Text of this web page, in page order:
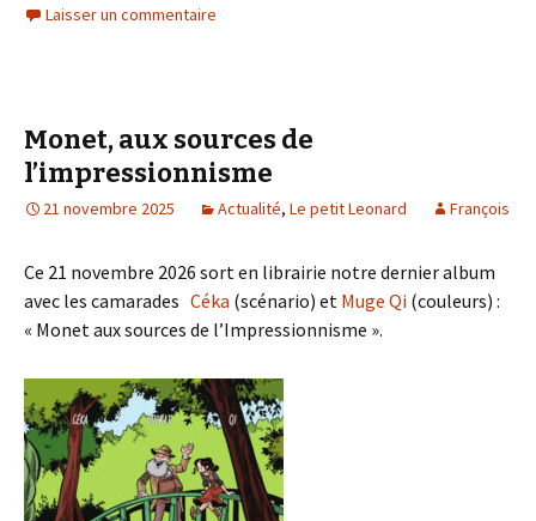
Laisser un commentaire
Monet, aux sources de
l’impressionnisme
21 novembre 2025 Actualité, Le petit Leonard François
Ce 21 novembre 2026 sort en librairie notre dernier album
avec les camarades Céka (scénario) et Muge Qi (couleurs) :
« Monet aux sources de l’Impressionnisme ».